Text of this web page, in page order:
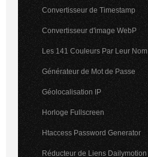
Convertisseur de Timestamp
Convertisseur d'image WebP
Les 141 Couleurs Par Leur Nom
Générateur de Mot de Passe
Géolocalisation IP
Horloge Fullscreen
Htaccess Password Generator
Réducteur de Liens Dailymotion